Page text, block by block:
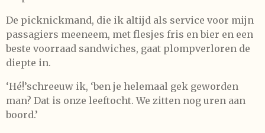
De picknickmand, die ik altijd als service voor mijn
passagiers meeneem, met flesjes fris en bier en een
beste voorraad sandwiches, gaat plompverloren de
diepte in.
‘Hé!’schreeuw ik, ‘ben je helemaal gek geworden
man? Dat is onze leeftocht. We zitten nog uren aan
boord.’